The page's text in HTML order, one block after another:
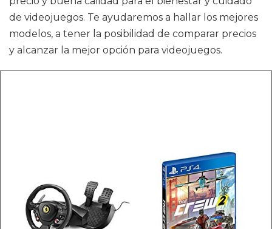
de videojuegos. Te ayudaremos a hallar los mejores
modelos, a tener la posibilidad de comparar precios
y alcanzar la mejor opción para videojuegos.